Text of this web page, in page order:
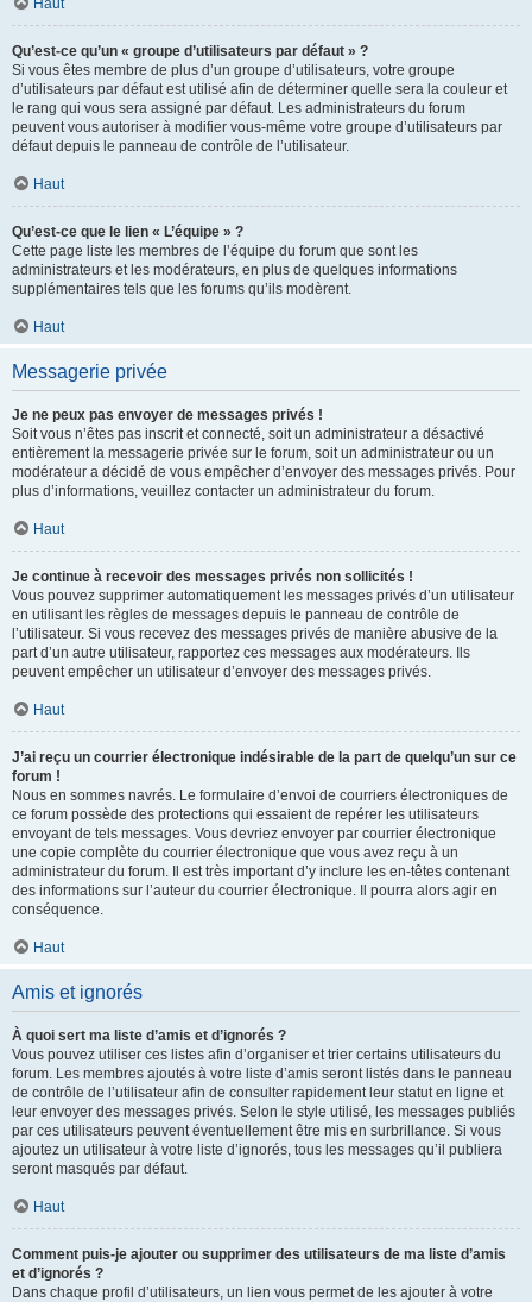
Haut
Qu’est-ce qu’un « groupe d’utilisateurs par défaut » ?
Si vous êtes membre de plus d’un groupe d’utilisateurs, votre groupe
d’utilisateurs par défaut est utilisé afin de déterminer quelle sera la couleur et
le rang qui vous sera assigné par défaut. Les administrateurs du forum
peuvent vous autoriser à modifier vous-même votre groupe d’utilisateurs par
défaut depuis le panneau de contrôle de l’utilisateur.
Haut
Qu’est-ce que le lien « L’équipe » ?
Cette page liste les membres de l’équipe du forum que sont les
administrateurs et les modérateurs, en plus de quelques informations
supplémentaires tels que les forums qu’ils modèrent.
Haut
Messagerie privée
Je ne peux pas envoyer de messages privés !
Soit vous n’êtes pas inscrit et connecté, soit un administrateur a désactivé
entièrement la messagerie privée sur le forum, soit un administrateur ou un
modérateur a décidé de vous empêcher d’envoyer des messages privés. Pour
plus d’informations, veuillez contacter un administrateur du forum.
Haut
Je continue à recevoir des messages privés non sollicités !
Vous pouvez supprimer automatiquement les messages privés d’un utilisateur
en utilisant les règles de messages depuis le panneau de contrôle de
l’utilisateur. Si vous recevez des messages privés de manière abusive de la
part d’un autre utilisateur, rapportez ces messages aux modérateurs. Ils
peuvent empêcher un utilisateur d’envoyer des messages privés.
Haut
J’ai reçu un courrier électronique indésirable de la part de quelqu’un sur ce
forum !
Nous en sommes navrés. Le formulaire d’envoi de courriers électroniques de
ce forum possède des protections qui essaient de repérer les utilisateurs
envoyant de tels messages. Vous devriez envoyer par courrier électronique
une copie complète du courrier électronique que vous avez reçu à un
administrateur du forum. Il est très important d’y inclure les en-têtes contenant
des informations sur l’auteur du courrier électronique. Il pourra alors agir en
conséquence.
Haut
Amis et ignorés
À quoi sert ma liste d’amis et d’ignorés ?
Vous pouvez utiliser ces listes afin d’organiser et trier certains utilisateurs du
forum. Les membres ajoutés à votre liste d’amis seront listés dans le panneau
de contrôle de l’utilisateur afin de consulter rapidement leur statut en ligne et
leur envoyer des messages privés. Selon le style utilisé, les messages publiés
par ces utilisateurs peuvent éventuellement être mis en surbrillance. Si vous
ajoutez un utilisateur à votre liste d’ignorés, tous les messages qu’il publiera
seront masqués par défaut.
Haut
Comment puis-je ajouter ou supprimer des utilisateurs de ma liste d’amis
et d’ignorés ?
Dans chaque profil d’utilisateurs, un lien vous permet de les ajouter à votre